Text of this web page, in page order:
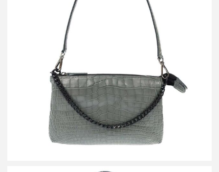
ザ ラストアートプロダクション CROCO SHOULDER LIBERO
SAGE クロコダイルレザーショルダーバッグ
詳しく見る